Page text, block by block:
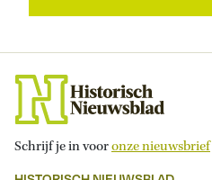
Schrijf je in vooronze nieuwsbrief